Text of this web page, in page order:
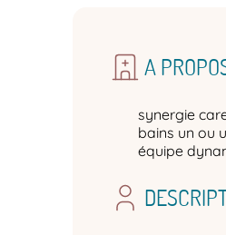
A
synergie
bains un ou
équipe